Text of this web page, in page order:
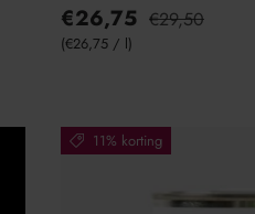
€26,75 €29,50
Eenheid prijs
€26,75 / l
11% korting